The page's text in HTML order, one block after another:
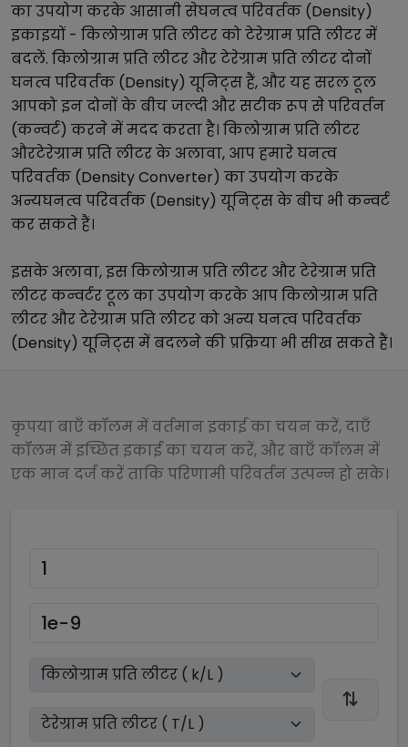
का उपयोग करके आसानी सेघनत्व परिवर्तक (Density)
इकाइयों - किलोग्राम प्रति लीटरकोटेरेग्राम प्रति लीटरमें
बदलें. किलोग्राम प्रति लीटर औरटेरेग्राम प्रति लीटरदोनों
घनत्व परिवर्तक (Density) यूनिट्स हैं, और यह सरल टूल
आपको इन दोनों के बीच जल्दी और सटीक रूप से परिवर्तन
(कन्वर्ट) करने में मदद करता है। किलोग्राम प्रति लीटर
औरटेरेग्राम प्रति लीटरके अलावा, आप हमारेघनत्व
परिवर्तक (Density Converter) का उपयोग करके
अन्यघनत्व परिवर्तक (Density) यूनिट्स के बीच भी कन्वर्ट
कर सकते हैं।
इसके अलावा, इसकिलोग्राम प्रति लीटर औरटेरेग्राम प्रति
लीटरकन्वर्टर टूल का उपयोग करके आपकिलोग्राम प्रति
लीटर औरटेरेग्राम प्रति लीटरको अन्यघनत्व परिवर्तक
(Density) यूनिट्स में बदलने की प्रक्रिया भी सीख सकते हैं।
कृपया बाएँ कॉलम में वर्तमान इकाई का चयन करें, दाएँ
कॉलम में इच्छित इकाई का चयन करें, और बाएँ कॉलम में
एक मान दर्ज करें ताकि परिणामी परिवर्तन उत्पन्न हो सके।